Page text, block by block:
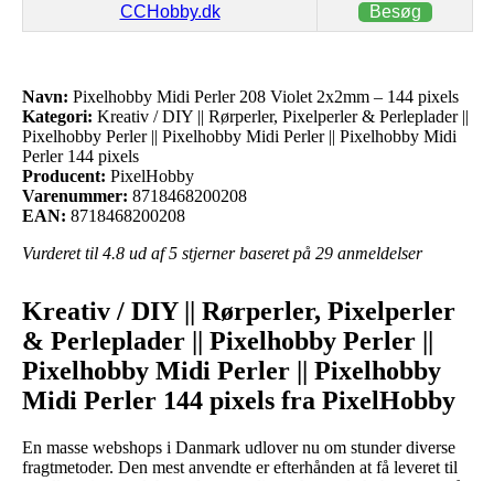
CCHobby.dk Besøg
Navn: Pixelhobby Midi Perler 208 Violet 2x2mm – 144 pixels
Kategori: Kreativ / DIY || Rørperler, Pixelperler & Perleplader ||
Pixelhobby Perler || Pixelhobby Midi Perler || Pixelhobby Midi
Perler 144 pixels
Producent: PixelHobby
Varenummer: 8718468200208
EAN: 8718468200208
Vurderet til 4.8 ud af 5 stjerner baseret på 29 anmeldelser
Kreativ / DIY || Rørperler, Pixelperler
& Perleplader || Pixelhobby Perler ||
Pixelhobby Midi Perler || Pixelhobby
Midi Perler 144 pixels fra PixelHobby
En masse webshops i Danmark udlover nu om stunder diverse
fragtmetoder. Den mest anvendte er efterhånden at få leveret til